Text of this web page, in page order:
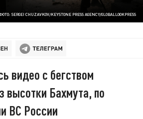
SERGEI CHUZAVKOV/KEYSTONE PRESS AGENCY/GLOBALLOOKPRESS
видео с бегством
высотки Бахмута, по
ВС России